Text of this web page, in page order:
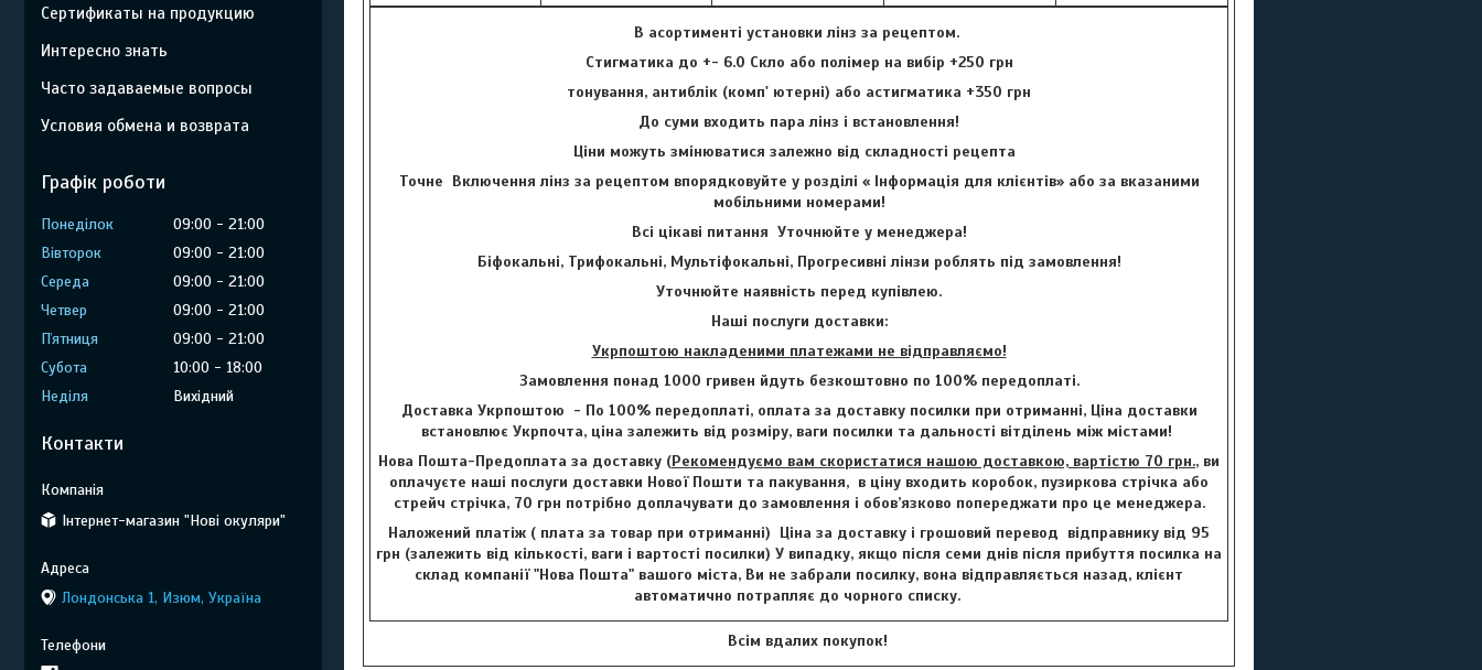
В асортименті установки лінз за рецептом.
Стигматика до +- 6.0 Скло або полімер на вибір +250 грн
тонування, антиблік (комп' ютерні) або астигматика +350 грн
До суми входить пара лінз і встановлення!
Ціни можуть змінюватися залежно від складності рецепта
Точне Включення лінз за рецептом впорядковуйте у розділі « Інформація для клієнтів» або за вказаними
мобільними номерами!
Всі цікаві питання Уточнюйте у менеджера!
Біфокальні, Трифокальні, Мультіфокальні, Прогресивні лінзи роблять під замовлення!
Уточнюйте наявність перед купівлею.
Наші послуги доставки:
Укрпоштою накладеними платежами не відправляємо!
Замовлення понад 1000 гривен йдуть безкоштовно по 100% передоплаті.
Доставка Укрпоштою - По 100% передоплаті, оплата за доставку посилки при отриманні, Ціна доставки
встановлює Укрпочта, ціна залежить від розміру, ваги посилки та дальності вітділень між містами!
Нова Пошта-Предоплата за доставку (Рекомендуємо вам скористатися нашою доставкою, вартістю 70 грн., ви
оплачуєте наші послуги доставки Нової Пошти та пакування, в ціну входить коробок, пузиркова стрічка або
стрейч стрічка, 70 грн потрібно доплачувати до замовлення і обов’язково попереджати про це менеджера.
Наложений платіж ( плата за товар при отриманні) Ціна за доставку і грошовий перевод відправнику від 95
грн (залежить від кількості, ваги і вартості посилки) У випадку, якщо після семи днів після прибуття посилка на
склад компанії "Нова Пошта" вашого міста, Ви не забрали посилку, вона відправляється назад, клієнт
автоматично потрапляє до чорного списку.
Всім вдалих покупок!
Сертификаты на продукцию
Интересно знать
Часто задаваемые вопросы
Условия обмена и возврата
Графік роботи
Понеділок 09:00
21:00
Вівторок
09:00
21:00
Середа
09:00
21:00
Четвер
09:00
21:00
Пʼятниця
09:00
21:00
Субота
10:00
18:00
Неділя
Вихідний
Контакти
Інтернет-магазин "Нові окуляри"
Лондонська 1, Изюм, Україна